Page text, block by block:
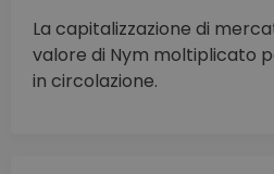
La capitalizzazione di
valore di Nym moltiplicato
in circolazione.